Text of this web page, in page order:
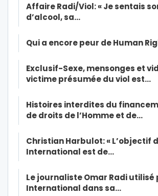
Affaire Radi/Viol: « Je sentais
d’alcool, sa…
Qui a encore peur de Human
Exclusif-Sexe, mensonges et
victime présumée du viol est…
Histoires interdites du
de droits de l’Homme et de…
Christian Harbulot: « L’objectif
International est de…
Le journaliste Omar Radi utilisé
International dans sa…